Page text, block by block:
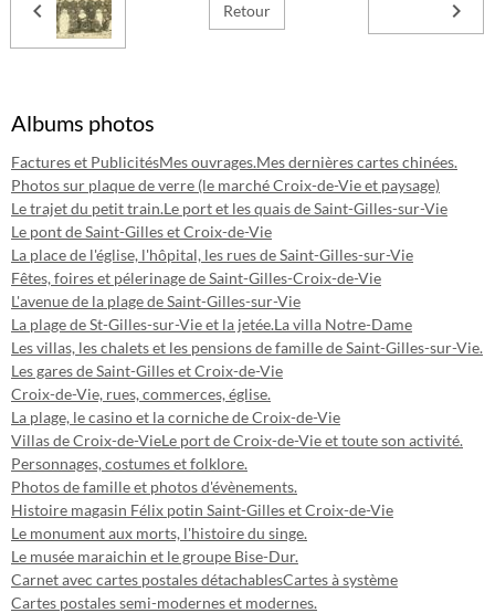
Retour
Albums photos
Factures et PublicitésMes ouvrages.Mes dernières cartes chinées.
Photos sur plaque de verre (le marché Croix-de-Vie et paysage)
Le trajet du petit train.Le port et les quais de Saint-Gilles-sur-Vie
Le pont de Saint-Gilles et Croix-de-Vie
La place de l'église, l'hôpital, les rues de Saint-Gilles-sur-Vie
Fêtes, foires et pélerinage de Saint-Gilles-Croix-de-Vie
L'avenue de la plage de Saint-Gilles-sur-Vie
La plage de St-Gilles-sur-Vie et la jetée.La villa Notre-Dame
Les villas, les chalets et les pensions de famille de Saint-Gilles-sur-Vie.
Les gares de Saint-Gilles et Croix-de-Vie
Croix-de-Vie, rues, commerces, église.
La plage, le casino et la corniche de Croix-de-Vie
Villas de Croix-de-VieLe port de Croix-de-Vie et toute son activité.
Personnages, costumes et folklore.
Photos de famille et photos d'évènements.
Histoire magasin Félix potin Saint-Gilles et Croix-de-Vie
Le monument aux morts, l'histoire du singe.
Le musée maraichin et le groupe Bise-Dur.
Carnet avec cartes postales détachablesCartes à système
Cartes postales semi-modernes et modernes.